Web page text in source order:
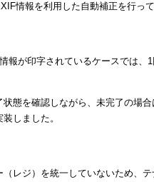
情報を利用した自動補正を行って
報が印字されているケースでは、
態を確認しながら、未完了の場
しました。
レジ）を統一していないため、